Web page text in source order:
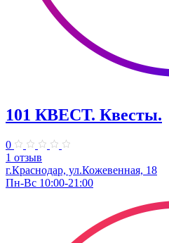
101 КВЕСТ. Квесты.
0
1 отзыв
г.Краснодар, ул.Кожевенная, 18
Пн-Вс 10:00-21:00